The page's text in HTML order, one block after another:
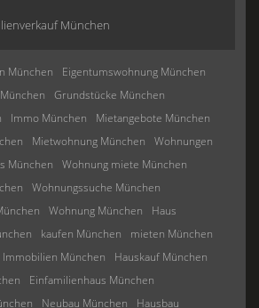
München
München
Eigentumswohnung München
Grundstücke München
Immo München
Mietangebote München
Mietwohnung München
Wohnungen
München
Wohnung miete München
Wohnungssuche München
Wohnung München
Haus
kaufen München
mieten München
Immobilien München
Hauskauf München
Einfamilienhaus München
Neubau München
Hausbau